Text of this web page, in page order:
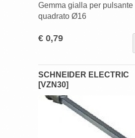
Gemma gialla per
quadrato Ø16
€ 0,79
SCHNEIDER ELECTRIC
[VZN30]